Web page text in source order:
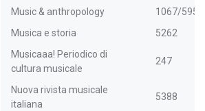
Music & anthropology
1067/5951
Musica e storia
5262
Musicaaa! Periodico di
cultura musicale
247
Nuova rivista musicale
italiana
5388